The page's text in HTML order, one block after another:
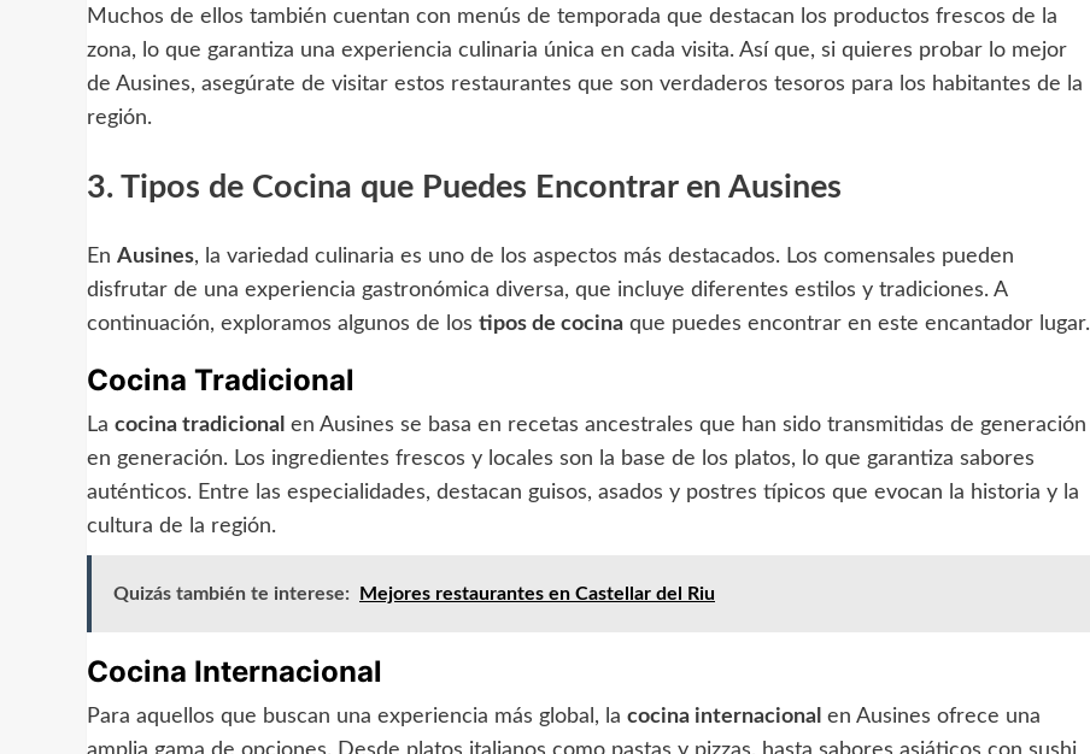
Muchos de ellos también cuentan con menús de temporada que destacan los productos frescos de la
zona, lo que garantiza una experiencia culinaria única en cada visita. Así que, si quieres probar lo mejor
de Ausines, asegúrate de visitar estos restaurantes que son verdaderos tesoros para los habitantes de la
región.
3. Tipos de Cocina que Puedes Encontrar en Ausines
En Ausines, la variedad culinaria es uno de los aspectos más destacados. Los comensales pueden
disfrutar de una experiencia gastronómica diversa, que incluye diferentes estilos y tradiciones. A
continuación, exploramos algunos de los tipos de cocina que puedes encontrar en este encantador lugar.
Cocina Tradicional
La cocina tradicional en Ausines se basa en recetas ancestrales que han sido transmitidas de generación
en generación. Los ingredientes frescos y locales son la base de los platos, lo que garantiza sabores
auténticos. Entre las especialidades, destacan guisos, asados y postres típicos que evocan la historia y la
cultura de la región.
Quizás también te interese: Mejores restaurantes en Castellar del Riu
Cocina Internacional
Para aquellos que buscan una experiencia más global, la cocina internacional en Ausines ofrece una